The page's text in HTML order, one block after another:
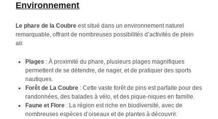
Environnement
Le phare de la Coubre est situé dans un environnement naturel
remarquable, offrant de nombreuses possibilités d’activités de plein
air.
Plages : À proximité du phare, plusieurs plages magnifiques
permettent de se détendre, de nager, et de pratiquer des sports
nautiques.
Forêt de La Coubre : Cette vaste forêt de pins est parfaite pour des
randonnées, des balades à vélo, et des pique-niques en famille.
Faune et Flore : La région est riche en biodiversité, avec de
nombreuses espèces d’oiseaux et de plantes à découvrir.